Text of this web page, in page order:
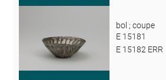
bol ; coupe
E 15181
E 15182 ERR